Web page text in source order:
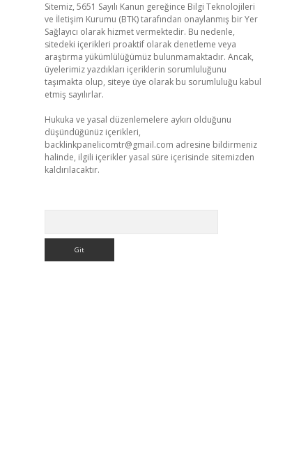
Sitemiz, 5651 Sayılı Kanun gereğince Bilgi Teknolojileri
ve İletişim Kurumu (BTK) tarafından onaylanmış bir Yer
Sağlayıcı olarak hizmet vermektedir. Bu nedenle,
sitedeki içerikleri proaktif olarak denetleme veya
araştırma yükümlülüğümüz bulunmamaktadır. Ancak,
üyelerimiz yazdıkları içeriklerin sorumluluğunu
taşımakta olup, siteye üye olarak bu sorumluluğu kabul
etmiş sayılırlar.
Hukuka ve yasal düzenlemelere aykırı olduğunu
düşündüğünüz içerikleri,
backlinkpanelicomtr@gmail.com adresine bildirmeniz
halinde, ilgili içerikler yasal süre içerisinde sitemizden
kaldırılacaktır.